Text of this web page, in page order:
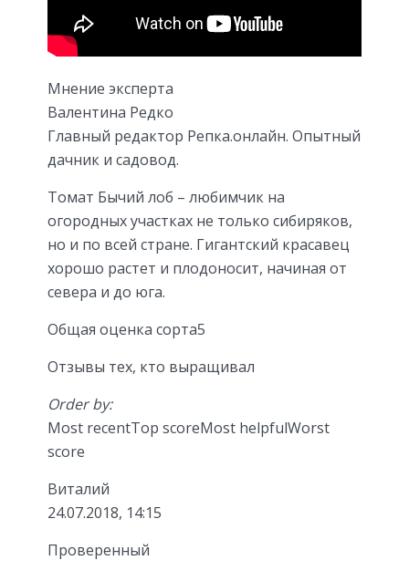
Мнение эксперта
Валентина Редко
Главный редактор Репка.онлайн. Опытный
дачник и садовод.
Томат Бычий лоб – любимчик на
огородных участках не только сибиряков,
но и по всей стране. Гигантский красавец
хорошо растет и плодоносит, начиная от
севера и до юга.
Общая оценка сорта5
Отзывы тех, кто выращивал
Order by:
Most recentTop scoreMost helpfulWorst
score
Виталий
24.07.2018, 14:15
Проверенный